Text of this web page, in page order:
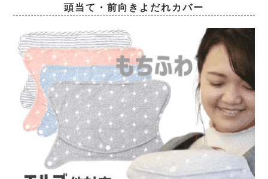
頭当て・前向きよだれカバー